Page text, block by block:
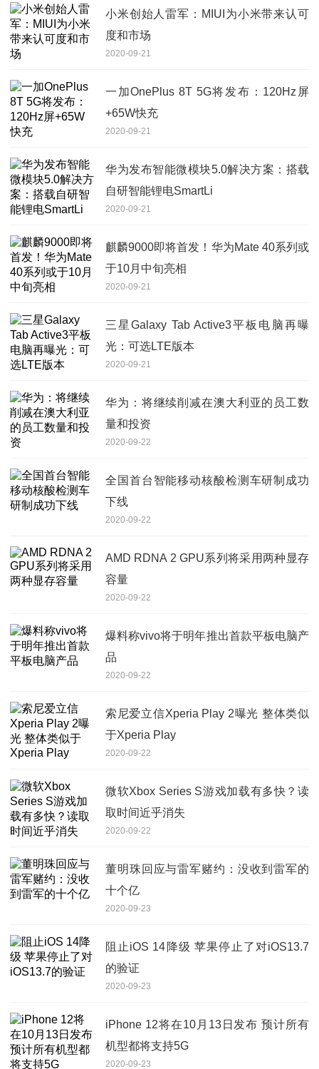
小米创始人雷军：MIUI为小米带来认可
度和市场
2020-09-21
一加OnePlus 8T 5G将发布：120Hz屏
+65W快充
2020-09-21
华为发布智能微模块5.0解决方案：搭载
自研智能锂电SmartLi
2020-09-21
麒麟9000即将首发！华为Mate 40系列或
于10月中旬亮相
2020-09-21
三星Galaxy Tab Active3平板电脑再曝
光：可选LTE版本
2020-09-21
华为：将继续削减在澳大利亚的员工数
量和投资
2020-09-22
全国首台智能移动核酸检测车研制成功
下线
2020-09-22
AMD RDNA 2 GPU系列将采用两种显存
容量
2020-09-22
爆料称vivo将于明年推出首款平板电脑产
品
2020-09-22
索尼爱立信Xperia Play 2曝光 整体类似
于Xperia Play
2020-09-22
微软Xbox Series S游戏加载有多快？读
取时间近乎消失
2020-09-22
董明珠回应与雷军赌约：没收到雷军的
十个亿
2020-09-23
阻止iOS 14降级 苹果停止了对iOS13.7
的验证
2020-09-23
iPhone 12将在10月13日发布 预计所有
机型都将支持5G
2020-09-23